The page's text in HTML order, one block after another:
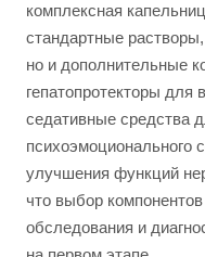
комплексная
стандартные
но и дополнительные
гепатопротекторы для
седативные средства
психоэмоционального
улучшения функций
что выбор
обследования и